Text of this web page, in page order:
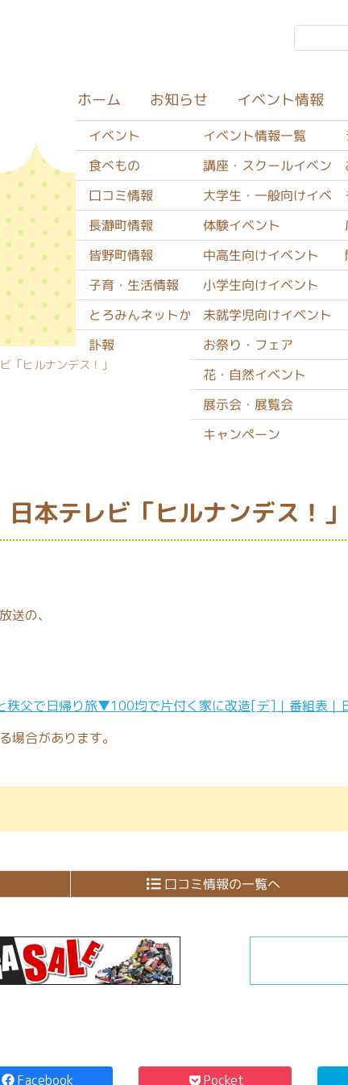
ホーム お知らせ
イベント
食べもの
口コミ情報
長瀞町情報
皆野町情報
子育・生活情報
とろみんネットからのお知らせ
訃報
イベント情報
イベント情報一覧
講座・スクールイベント
大学生・一般向けイベン
体験イベント
中高生向けイベント
小学生向けイベント
未就学児向けイベント
お祭り・フェア
花・自然イベント
展示会・展覧会
キャンペーン
口コミ情報
「ヒルナンデス！」
日本テレビ「ヒルナンデス！」
送の、
秩父で日帰り旅▼100均で片付く家に改造[デ]｜番組表｜
合があります。
口コミ情報の一覧へ
Facebook Pocket